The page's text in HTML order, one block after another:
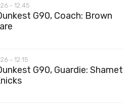
- 12:45
G90, Coach: Brown
- 12:15
G90, Guardie: Shamet